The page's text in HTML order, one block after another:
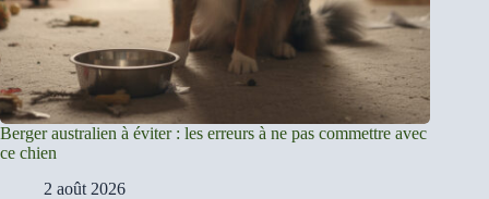
Berger australien à éviter : les erreurs à ne pas commettre avec
ce chien
2 août 2026